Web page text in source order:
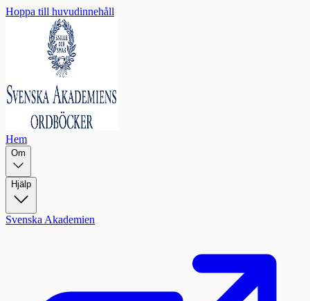
Hoppa till huvudinnehåll
Hem
Om
Hjälp
Svenska Akademien